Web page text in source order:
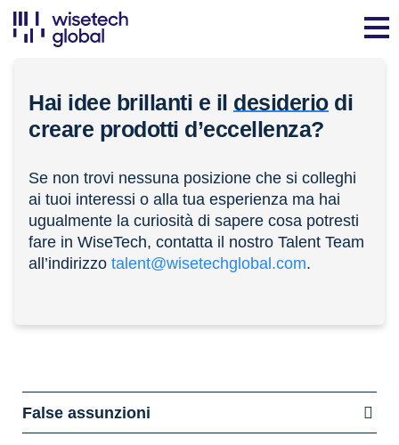
Hai idee brillanti e il desideriodi
creare prodotti d’eccellenza?
Se non trovi nessuna posizione che si colleghi
ai tuoi interessi o alla tua esperienza ma hai
ugualmente la curiosità di sapere cosa potresti
fare in WiseTech, contatta il nostro Talent Team
all’indirizzo talent@wisetechglobal.com.
False assunzioni